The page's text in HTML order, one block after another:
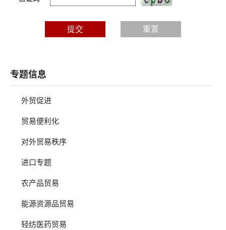
专题信息
外贸促进
贸易便利化
对外贸易秩序
进口专题
农产品贸易
能源资源品贸易
轻纺医药贸易